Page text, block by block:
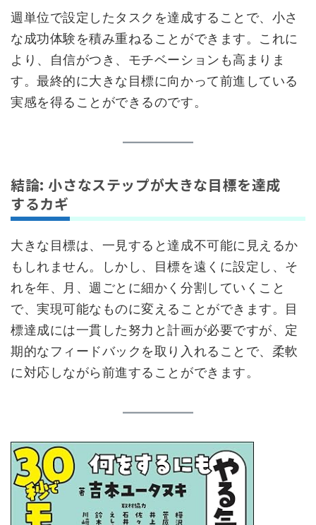
週単位で設定したタスクを達成することで、小さ
な成功体験を積み重ねることができます。これに
より、自信がつき、モチベーションも高まりま
す。最終的に大きな目標に向かって前進している
実感を得ることができるのです。
結論: 小さなステップが大きな目標を達成
するカギ
大きな目標は、一見すると達成不可能に見えるか
もしれません。しかし、目標を遠くに設定し、そ
れを年、月、週ごとに細かく分割していくこと
で、実現可能なものに変えることができます。目
標達成には一貫した努力と計画が必要ですが、定
期的なフィードバックを取り入れることで、柔軟
に対応しながら前進することができます。